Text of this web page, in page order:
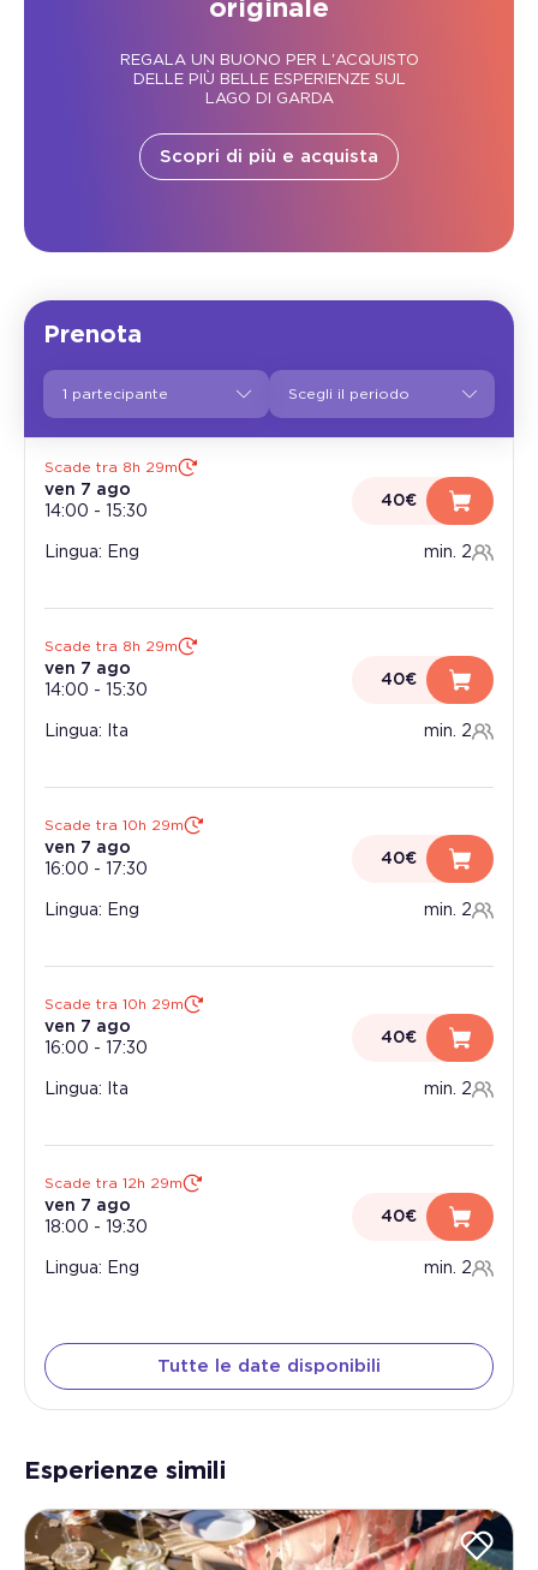
originale
REGALA UN BUONO PER L'ACQUISTO
DELLE PIÙ BELLE ESPERIENZE SUL
LAGO DI GARDA
Scopri di più e acquista
Prenota
1 partecipante
Scade tra 8h 29m
ven 7 ago
14:00 - 15:30
40€
Lingua: Eng min. 2
Scade tra 8h 29m
ven 7 ago
14:00 - 15:30
40€
Lingua: Ita min. 2
Scade tra 10h 29m
ven 7 ago
16:00 - 17:30
40€
Lingua: Eng min. 2
Scade tra 10h 29m
ven 7 ago
16:00 - 17:30
40€
Lingua: Ita min. 2
Scade tra 12h 29m
ven 7 ago
18:00 - 19:30
40€
Lingua: Eng min. 2
Tutte le date disponibili
Esperienze simili